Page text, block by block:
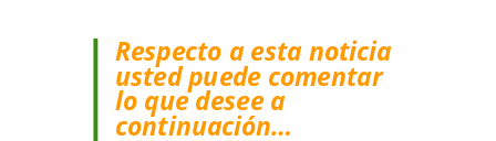
Respecto a esta noticia
usted puede comentar
lo que desee a
continuación…